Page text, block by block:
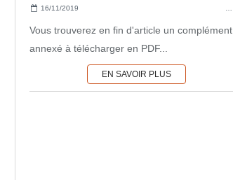
16/11/2019
Vous trouverez en fin d'article un complément
annexé à télécharger en PDF...
EN SAVOIR PLUS